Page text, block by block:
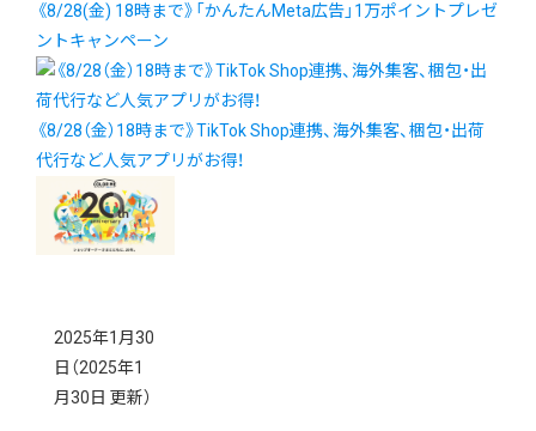
《8/28(金) 18時まで》「かんたんMeta広告」1万ポイントプレゼ
ントキャンペーン
《8/28（金）18時まで》TikTok Shop連携、海外集客、梱包・出荷
代行など人気アプリがお得！
2025年1月30
日 （2025年1
月30日 更新）